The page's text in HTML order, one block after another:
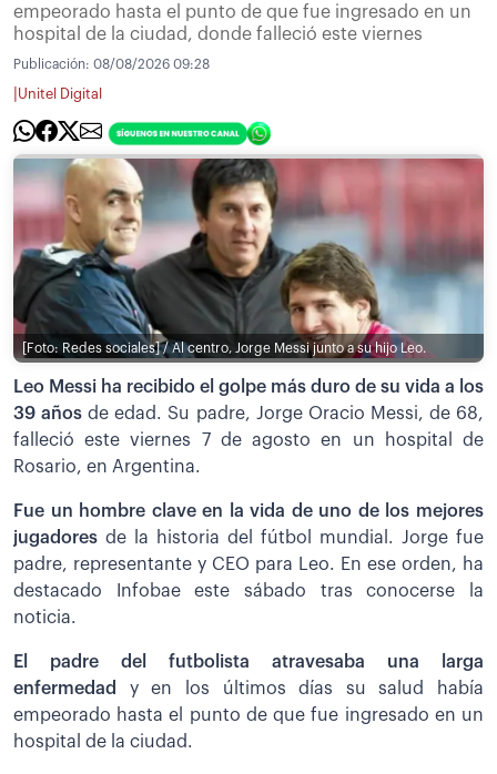
empeorado hasta el punto de que fue ingresado en un
hospital de la ciudad, donde falleció este viernes
Publicación: 08/08/2026 09:28
Unitel Digital
[Foto: Redes sociales] / Al centro, Jorge Messi junto a su hijo Leo.
Leo Messi ha recibido el golpe más duro de su vida a los
39 añosde edad. Su padre, Jorge Oracio Messi, de 68,
falleció este viernes 7 de agosto en un hospital de
Rosario, en Argentina.
Fue un hombre clave en la vida de uno de los mejores
jugadores de la historia del fútbol mundial. Jorge fue
padre, representante y CEO para Leo. En ese orden, ha
destacado Infobae este sábado tras conocerse la
noticia.
El padre del futbolista atravesaba una larga
enfermedad y en los últimos días su salud había
empeorado hasta el punto de que fue ingresado en un
hospital de la ciudad.